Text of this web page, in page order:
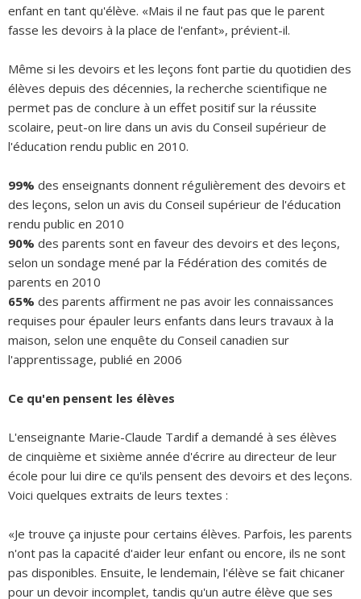
enfant en tant qu'élève. «Mais il ne faut pas que le parent
fasse les devoirs à la place de l'enfant», prévient-il.
Même si les devoirs et les leçons font partie du quotidien des
élèves depuis des décennies, la recherche scientifique ne
permet pas de conclure à un effet positif sur la réussite
scolaire, peut-on lire dans un avis du Conseil supérieur de
l'éducation rendu public en 2010.
99% des enseignants donnent régulièrement des devoirs et
des leçons, selon un avis du Conseil supérieur de l'éducation
rendu public en 2010
90% des parents sont en faveur des devoirs et des leçons,
selon un sondage mené par la Fédération des comités de
parents en 2010
65% des parents affirment ne pas avoir les connaissances
requises pour épauler leurs enfants dans leurs travaux à la
maison, selon une enquête du Conseil canadien sur
l'apprentissage, publié en 2006
Ce qu'en pensent les élèves
L'enseignante Marie-Claude Tardif a demandé à ses élèves
de cinquième et sixième année d'écrire au directeur de leur
école pour lui dire ce qu'ils pensent des devoirs et des leçons.
Voici quelques extraits de leurs textes :
«Je trouve ça injuste pour certains élèves. Parfois, les parents
n'ont pas la capacité d'aider leur enfant ou encore, ils ne sont
pas disponibles. Ensuite, le lendemain, l'élève se fait chicaner
pour un devoir incomplet, tandis qu'un autre élève que ses